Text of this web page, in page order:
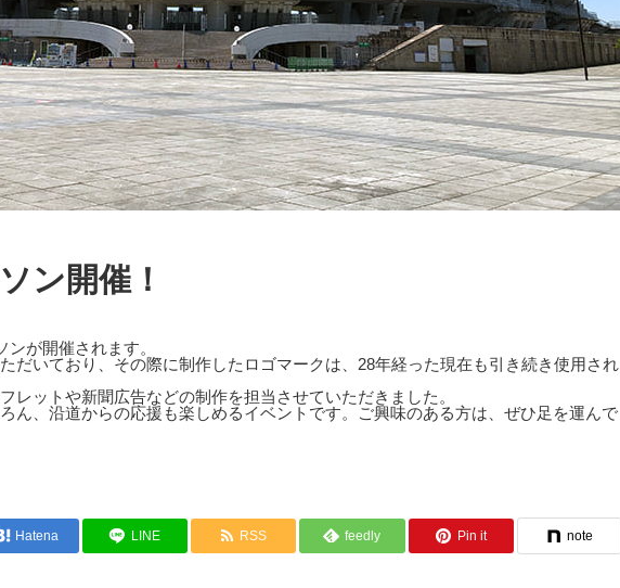
ン開催！
が開催されます。
だいており、その際に制作したロゴマークは、28年経った現在も引き続き使用され
レットや新聞広告などの制作を担当させていただきました。
ん、沿道からの応援も楽しめるイベントです。ご興味のある方は、ぜひ足を運んで
Hatena LINE RSS feedly Pin it note